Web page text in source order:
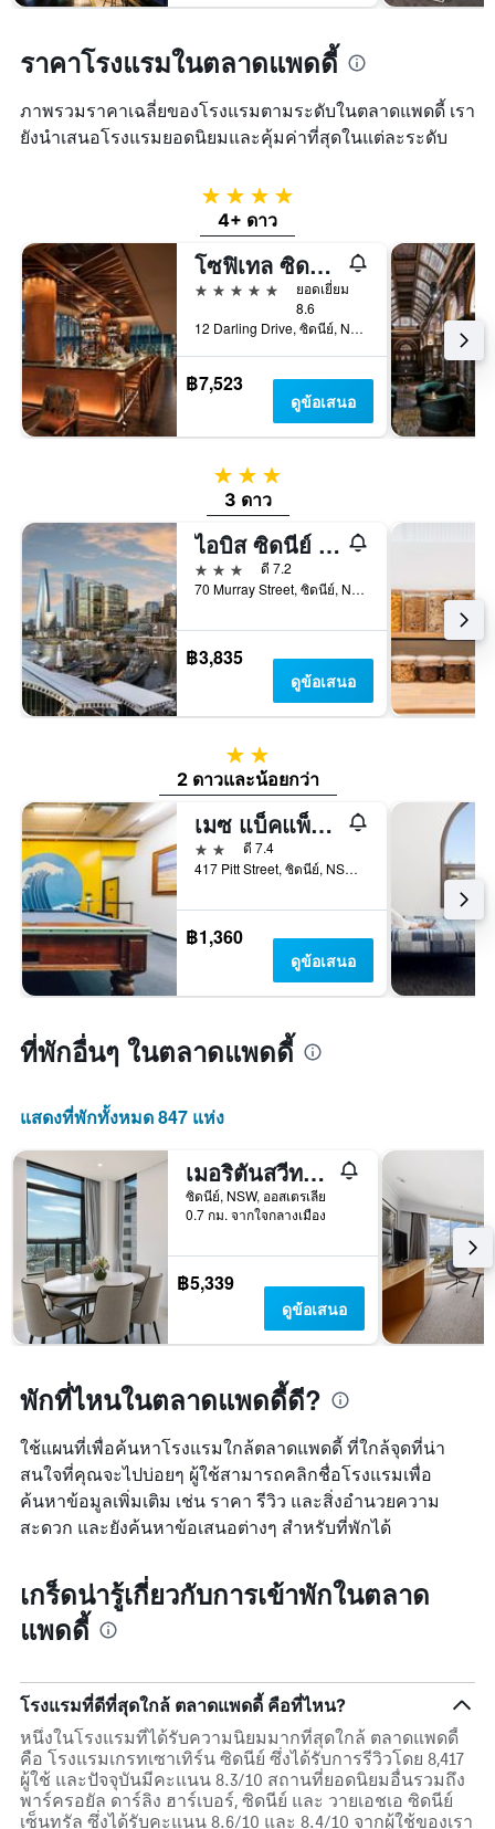
ราคาโรงแรมในตลาดแพดดี้
ภาพรวมราคาเฉลี่ยของโรงแรมตามระดับในตลาดแพดดี้ เรา
ยังนำเสนอโรงแรมยอดนิยมและคุ้มค่าที่สุดในแต่ละระดับ
4 ดาว
4+ ดาว
โซฟิเทล ซิดนีย์ ดาร์ลิ่งฮาร์เบอร์
5 ดาว
ยอดเยี่ยม
8.6
12 Darling Drive, ซิดนีย์, NSW, ออสเตรเลีย
฿7,523
ดูข้อเสนอ
3 ดาว
3 ดาว
ไอบิส ซิดนีย์ ดาร์ลิง ฮาร์เบอร์
3 ดาว
ดี 7.2
70 Murray Street, ซิดนีย์, NSW, ออสเตรเลีย
฿3,835
ดูข้อเสนอ
2 ดาว
2 ดาวและน้อยกว่า
เมซ แบ็คแพ็คเกอร์
2 ดาว
ดี 7.4
417 Pitt Street, ซิดนีย์, NSW, ออสเตรเลีย
฿1,360
ดูข้อเสนอ
ที่พักอื่นๆ ในตลาดแพดดี้
แสดงที่พักทั้งหมด 847 แห่ง
เมอริตันสวีทส์ ถนนซัสเซ็กซ์
ซิดนีย์, NSW, ออสเตรเลีย
0.7 กม. จากใจกลางเมือง
฿5,339
ดูข้อเสนอ
พักที่ไหนในตลาดแพดดี้ดี?
ใช้แผนที่เพื่อค้นหาโรงแรมใกล้ตลาดแพดดี้ ที่ใกล้จุดที่น่า
สนใจที่คุณจะไปบ่อยๆ ผู้ใช้สามารถคลิกชื่อโรงแรมเพื่อ
ค้นหาข้อมูลเพิ่มเติม เช่น ราคา รีวิว และสิ่งอำนวยความ
สะดวก และยังค้นหาข้อเสนอต่างๆ สำหรับที่พักได้
เกร็ดน่ารู้เกี่ยวกับการเข้าพักในตลาด
แพดดี้
โรงแรมที่ดีที่สุดใกล้ ตลาดแพดดี้ คือที่ไหน?
หนึ่งในโรงแรมที่ได้รับความนิยมมากที่สุดใกล้ ตลาดแพดดี้
คือ โรงแรมเกรทเซาเทิร์น ซิดนีย์ ซึ่งได้รับการรีวิวโดย 8,417
ผู้ใช้ และปัจจุบันมีคะแนน 8.3/10 สถานที่ยอดนิยมอื่นรวมถึง
พาร์ครอยัล ดาร์ลิง ฮาร์เบอร์, ซิดนีย์ และ วายเอชเอ ซิดนีย์
เซ็นทรัล ซึ่งได้รับคะแนน 8.6/10 และ 8.4/10 จากผู้ใช้ของเรา